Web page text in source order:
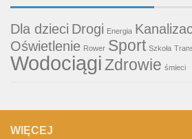
Dla dzieci Drogi Energia
Oświetlenie Rower Sport Szkoła
WodociągiZdrowie śmieci
WIĘCEJ